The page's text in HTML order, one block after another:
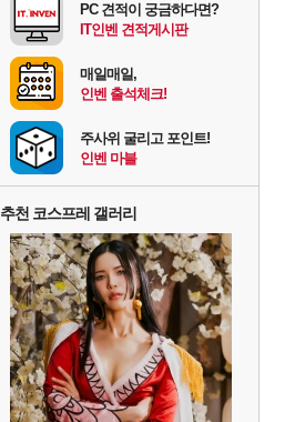
PC 견적이 궁금하다면?
IT인벤 견적게시판
매일매일,
인벤 출석체크!
주사위 굴리고 포인트!
인벤 마블
추천 코스프레 갤러리